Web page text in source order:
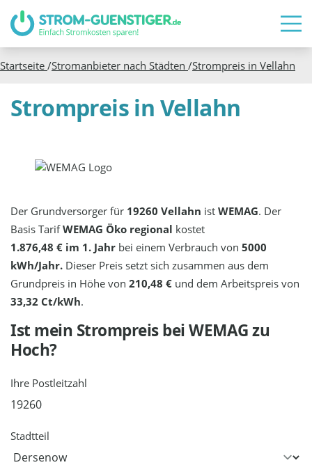
Startseite /Stromanbieter nach Städten /Strompreis in Vellahn
Strompreis in Vellahn
Der Grundversorger für 19260 Vellahn istWEMAG. Der
Basis TarifWEMAG Öko regional kostet
1.876,48 € im 1. Jahr bei einem Verbrauch von5000
kWh/Jahr. Dieser Preis setzt sich zusammen aus dem
Grundpreis in Höhe von210,48 € und dem Arbeitspreis von
33,32 Ct/kWh.
Ist mein Strompreis beiWEMAGzu
Hoch?
Ihre Postleitzahl
Stadtteil